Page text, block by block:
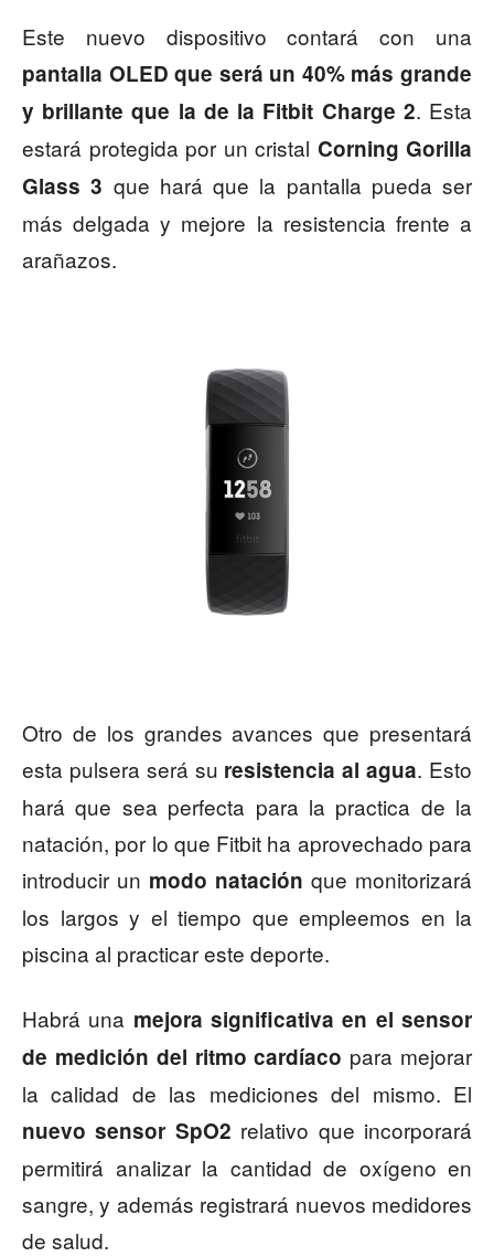
Este nuevo dispositivo contará con una
pantalla OLED que será un 40% más grande
y brillante que la de la Fitbit Charge 2. Esta
estará protegida por un cristal Corning Gorilla
Glass 3 que hará que la pantalla pueda ser
más delgada y mejore la resistencia frente a
arañazos.
Otro de los grandes avances que presentará
esta pulsera será su resistencia al agua. Esto
hará que sea perfecta para la practica de la
natación, por lo que Fitbit ha aprovechado para
introducir un modo natación que monitorizará
los largos y el tiempo que empleemos en la
piscina al practicar este deporte.
Habrá una mejora significativa en el sensor
de medición del ritmo cardíaco para mejorar
la calidad de las mediciones del mismo. El
nuevo sensor SpO2 relativo que incorporará
permitirá analizar la cantidad de oxígeno en
sangre, y además registrará nuevos medidores
de salud.